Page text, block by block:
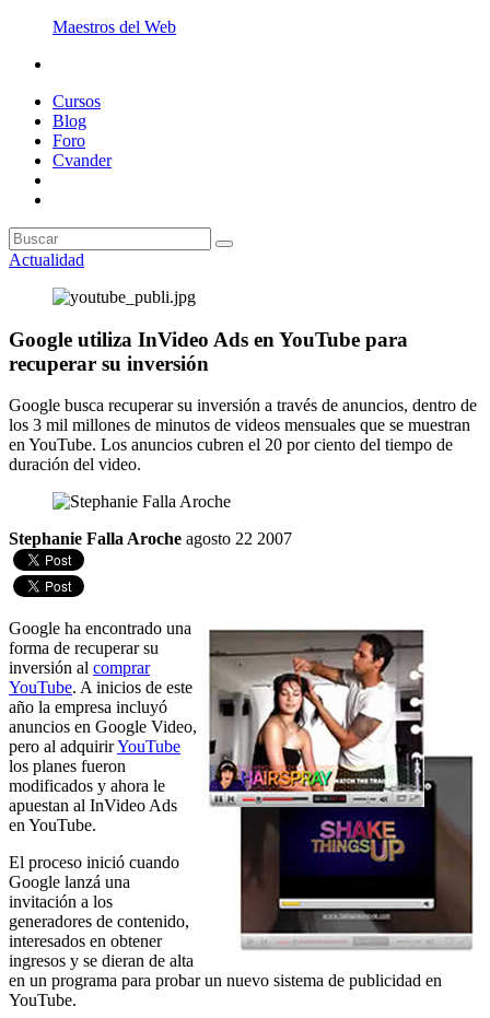
Maestros del Web
Cursos
Blog
Foro
Cvander
Actualidad
Google utiliza InVideo Ads en YouTube para
recuperar su inversión
Google busca recuperar su inversión a través de anuncios, dentro de
los 3 mil millones de minutos de videos mensuales que se muestran
en YouTube. Los anuncios cubren el 20 por ciento del tiempo de
duración del video.
Stephanie Falla Aroche agosto 22 2007
Google ha encontrado una
forma de recuperar su
inversión al comprar
YouTube. A inicios de este
año la empresa incluyó
anuncios en Google Video,
pero al adquirirYouTube
los planes fueron
modificados y ahora le
apuestan al InVideo Ads
en YouTube.
El proceso inició cuando
Google lanzá una
invitación a los
generadores de contenido,
interesados en obtener
ingresos y se dieran de alta
en un programa para probar un nuevo sistema de publicidad en
YouTube.